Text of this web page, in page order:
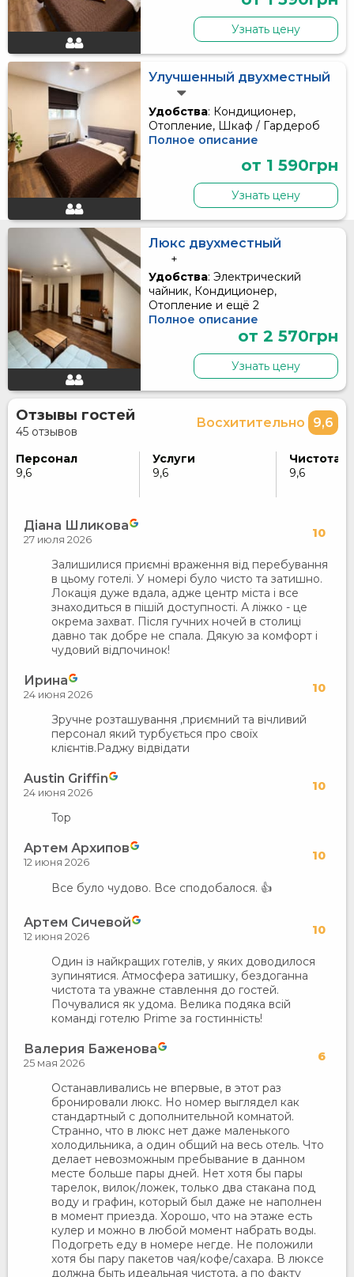
Узнать цену
Улучшенный двухместный
Удобства: Кондиционер,
Отопление, Шкаф / Гардероб
Полное описание
от 1 590грн
Узнать цену
Люкс двухместный
+
Удобства: Электрический
чайник, Кондиционер,
Отопление и ещё 2
Полное описание
от 2 570грн
Узнать цену
Отзывы гостей
45 отзывов
Восхитительно 9,6
Персонал
9,6
Услуги
9,6
Чистота
9,6
Діана Шликова 10
27 июля 2026
Залишилися приємні враження від перебування
в цьому готелі. У номері було чисто та затишно.
Локація дуже вдала, адже центр міста і все
знаходиться в пішій доступності. А ліжко - це
окрема захват. Після гучних ночей в столиці
давно так добре не спала. Дякую за комфорт і
чудовий відпочинок!
Ирина 10
24 июня 2026
Зручне розташування ,приємний та вічливий
персонал який турбується про своїх
клієнтів.Раджу відвідати
Austin Griffin 10
24 июня 2026
Top
Артем Архипов 10
12 июня 2026
Все було чудово. Все сподобалося. 👍
Артем Сичевой 10
12 июня 2026
Один із найкращих готелів, у яких доводилося
зупинятися. Атмосфера затишку, бездоганна
чистота та уважне ставлення до гостей.
Почувалися як удома. Велика подяка всій
команді готелю Prime за гостинність!
Валерия Баженова 6
25 мая 2026
Останавливались не впервые, в этот раз
бронировали люкс. Но номер выглядел как
стандартный с дополнительной комнатой.
Странно, что в люкс нет даже маленького
холодильника, а один общий на весь отель. Что
делает невозможным пребывание в данном
месте больше пары дней. Нет хотя бы пары
тарелок, вилок/ложек, только два стакана под
воду и графин, который был даже не наполнен
в момент приезда. Хорошо, что на этаже есть
кулер и можно в любой момент набрать воды.
Подогреть еду в номере негде. Не положили
хотя бы пару пакетов чая/кофе/сахара. В люксе
должна быть идеальная чистота, а по факту